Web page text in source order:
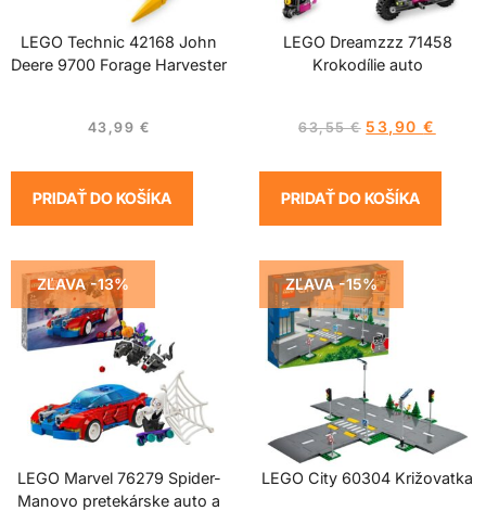
LEGO Technic 42168 John
Deere 9700 Forage Harvester
43,99 €
PRIDAŤ DO KOŠÍKA
LEGO Dreamzzz 71458
Krokodílie auto
63,55€ 53,90€
PRIDAŤ DO KOŠÍKA
ZĽAVA -13%
LEGO Marvel 76279 Spider-
Manovo pretekárske auto a
ZĽAVA -15%
LEGO City 60304 Križovatka